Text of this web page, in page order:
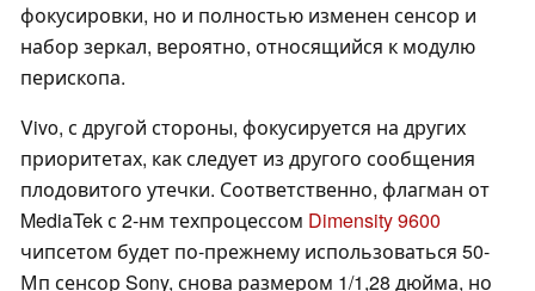
фокусировки, но и полностью изменен сенсор и
набор зеркал, вероятно, относящийся к модулю
перископа.
Vivo, с другой стороны, фокусируется на других
приоритетах, как следует из другого сообщения
плодовитого утечки. Соответственно, флагман от
MediaTek с 2-нм техпроцессом Dimensity 9600
чипсетом будет по-прежнему использоваться 50-
Мп сенсор Sony, снова размером 1/1,28 дюйма, но